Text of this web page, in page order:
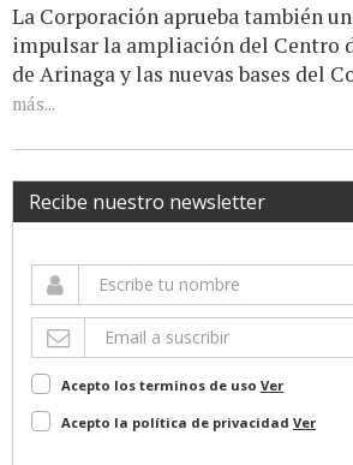
La Corporación aprueba también
impulsar la ampliación del Centro
de Arinaga y las nuevas bases del
más...
Recibe nuestro newsletter
Acepto los terminos de uso Ver
Acepto la política de privacidad Ver